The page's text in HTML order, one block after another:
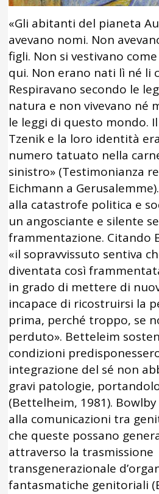
«Gli abitanti del pianeta
avevano nomi. Non
figli. Non si vestivano
qui. Non erano nati lì né li
Respiravano secondo le
natura e non vivevano né
le leggi di questo mondo.
Tzenik e la loro identità
numero tatuato nella
sinistro» (Testimonianza
Eichmann a
alla catastrofe politica e
un angosciante e silente
frammentazione. Citando
«il sopravvissuto sentiva
diventata così
in grado di mettere di
incapace di ricostruirsi la
prima, perché troppo, se
perduto». Betteleim
condizioni
integrazione del sé non
gravi patologie,
(Bettelheim, 1981).
alla comunicazioni tra
che queste possano
attraverso la trasmissione
transgenerazionale
fantasmatiche genitoriali